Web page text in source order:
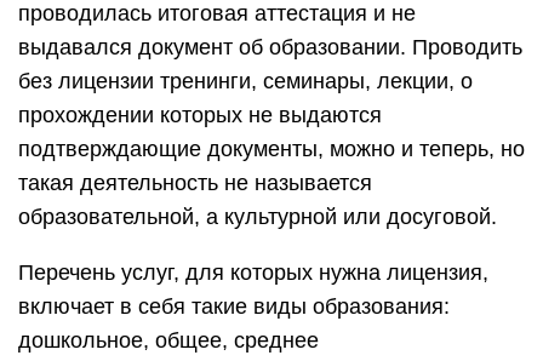
проводилась итоговая аттестация и не
выдавался документ об образовании. Проводить
без лицензии тренинги, семинары, лекции, о
прохождении которых не выдаются
подтверждающие документы, можно и теперь, но
такая деятельность не называется
образовательной, а культурной или досуговой.
Перечень услуг, для которых нужна лицензия,
включает в себя такие виды образования:
дошкольное, общее, среднее